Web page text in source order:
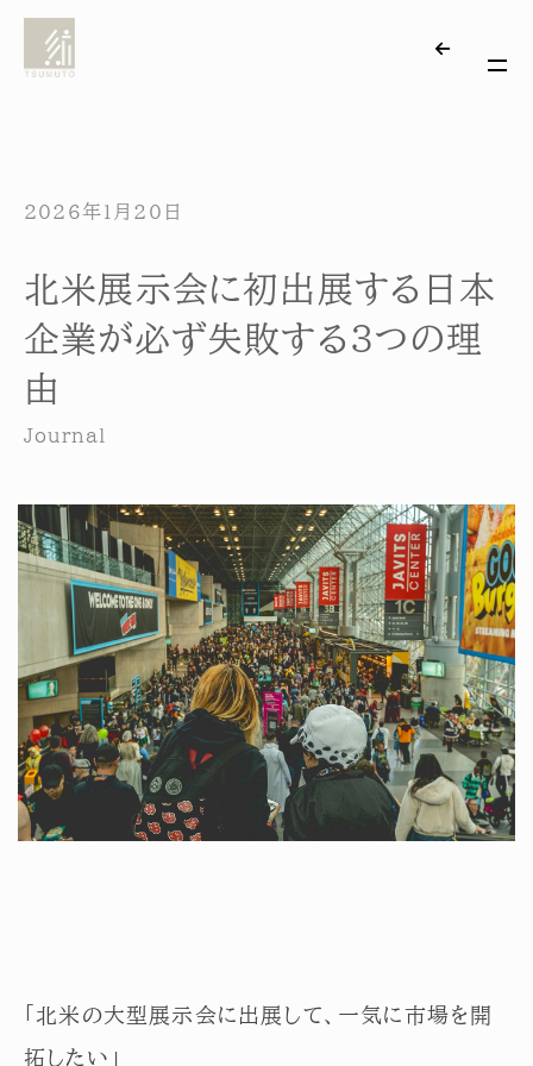
2026年1月20日
北米展示会に初出展する日本
企業が必ず失敗する3つの理
由
Journal
「北米の大型展示会に出展して、一気に市場を開
拓したい」